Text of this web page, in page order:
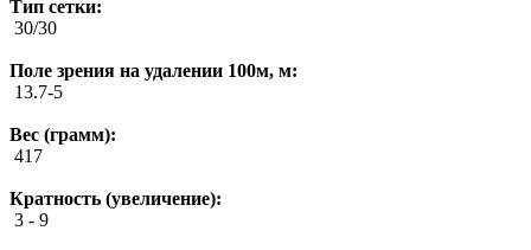
Тип сетки:
30/30
Поле зрения на удалении 100м, м:
13.7-5
Вес (грамм):
417
Кратность (увеличение):
3 - 9